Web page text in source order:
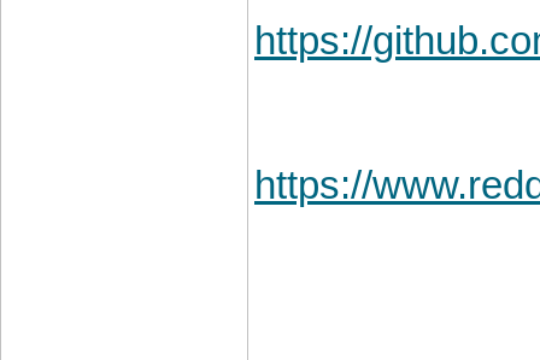
https://
https://